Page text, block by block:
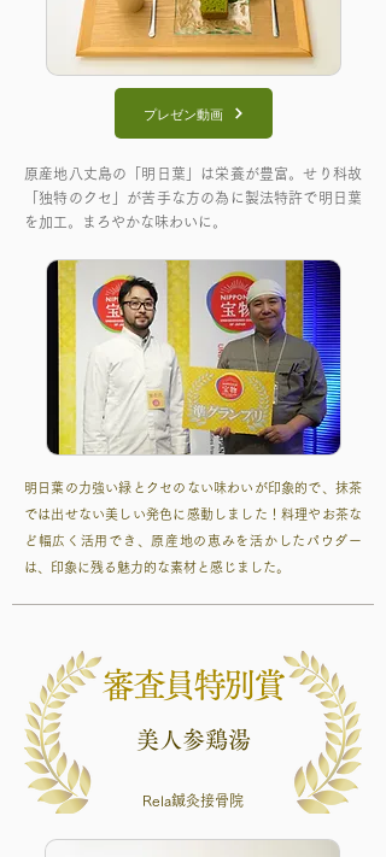
プレゼン動画
原産地八丈島の「明日葉」は栄養が豊富。せり科故
「独特のクセ」が苦手な方の為に製法特許で明日葉
を加工。まろやかな味わいに。
明日葉の力強い緑とクセのない味わいが印象的で、抹茶
では出せない美しい発色に感動しました！料理やお茶な
ど幅広く活用でき、原産地の恵みを活かしたパウダー
は、印象に残る魅力的な素材と感じました。
審査員特別賞
美人参鶏湯
Rela鍼灸接骨院